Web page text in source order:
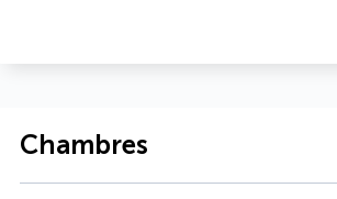
Chambres